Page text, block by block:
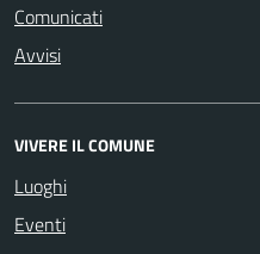
Comunicati
Avvisi
VIVERE IL COMUNE
Luoghi
Eventi